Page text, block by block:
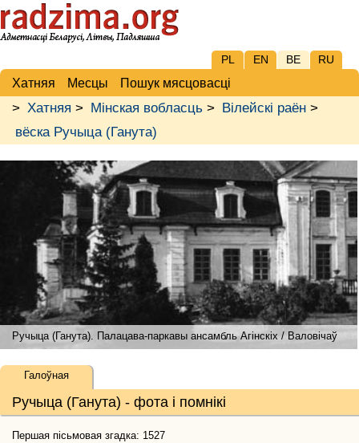
PL EN BE RU
Хатняя Месцы Пошук мясцовасці
> Хатняя > Мінская вобласць > Вілейскі раён >
вёска Ручыца (Ганута)
Ручыца (Ганута). Палацава-паркавы ансамбль Агінскіх / Валовічаў
Ручыца (Ганута) - фота і помнікі
Галоўная
Першая пісьмовая згадка: 1527